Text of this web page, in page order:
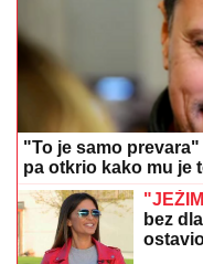
"To je samo
pa otkrio kako mu je
bez